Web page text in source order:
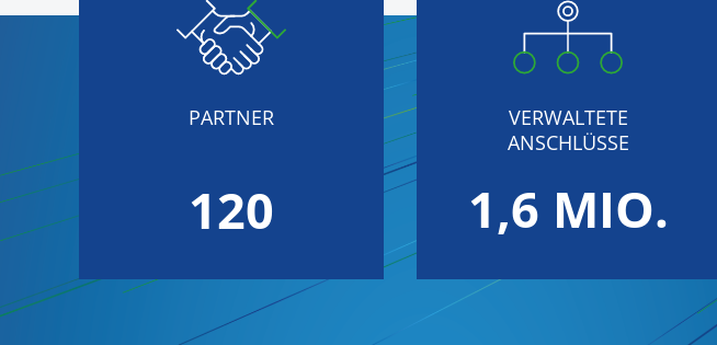
PARTNER
120
VERWALTETE
ANSCHLÜSSE
1,6 MIO.